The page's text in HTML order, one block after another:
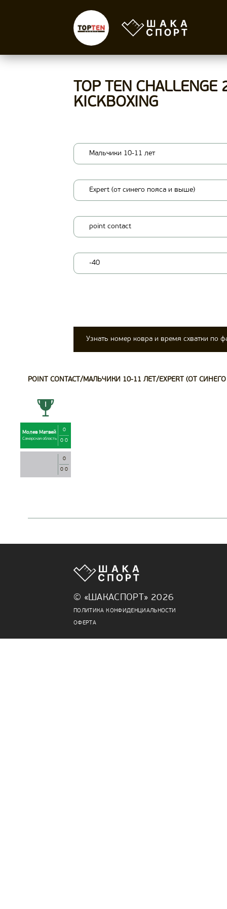
TOP TEN
KICKBOXING
Мальчики 10-11 лет
Expert (от синего пояса и выше)
point contact
-40
Узнать номер ковра и время схватки по
POINT CONTACT/МАЛЬЧИКИ 10-11 ЛЕТ/EXPERT (ОТ
Молев Матвей
Самарская область
0
0 0
0
0 0
© «ШАКАСПОРТ» 2026
ПОЛИТИКА КОНФИДЕНЦИАЛЬНОСТИ
ОФЕРТА